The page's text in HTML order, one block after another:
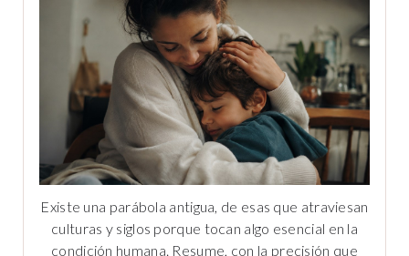
Existe una parábola antigua, de esas que atraviesan
culturas y siglos porque tocan algo esencial en la
condición humana. Resume, con la precisión que